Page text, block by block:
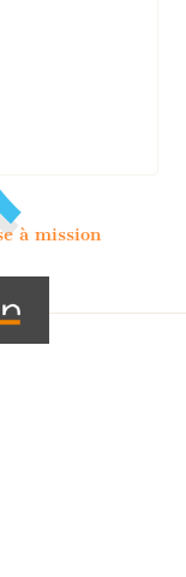
à mission